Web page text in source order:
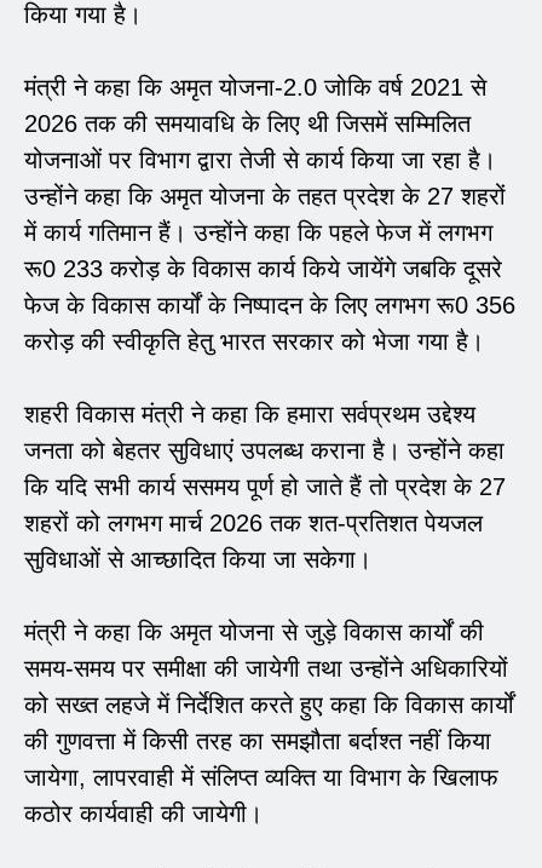
किया गया है।
मंत्री ने कहा कि अमृत योजना-2.0 जोकि वर्ष 2021 से
2026 तक की समयावधि के लिए थी जिसमें सम्मिलित
योजनाओं पर विभाग द्वारा तेजी से कार्य किया जा रहा है।
उन्होंने कहा कि अमृत योजना के तहत प्रदेश के 27 शहरों
में कार्य गतिमान हैं। उन्होंने कहा कि पहले फेज में लगभग
रू0 233 करोड़ के विकास कार्य किये जायेंगे जबकि दूसरे
फेज के विकास कार्यों के निष्पादन के लिए लगभग रू0 356
करोड़ की स्वीकृति हेतु भारत सरकार को भेजा गया है।
शहरी विकास मंत्री ने कहा कि हमारा सर्वप्रथम उद्देश्य
जनता को बेहतर सुविधाएं उपलब्ध कराना है। उन्होंने कहा
कि यदि सभी कार्य ससमय पूर्ण हो जाते हैं तो प्रदेश के 27
शहरों को लगभग मार्च 2026 तक शत-प्रतिशत पेयजल
सुविधाओं से आच्छादित किया जा सकेगा।
मंत्री ने कहा कि अमृत योजना से जुड़े विकास कार्यों की
समय-समय पर समीक्षा की जायेगी तथा उन्होंने अधिकारियों
को सख्त लहजे में निर्देशित करते हुए कहा कि विकास कार्यों
की गुणवत्ता में किसी तरह का समझौता बर्दाश्त नहीं किया
जायेगा, लापरवाही में संलिप्त व्यक्ति या विभाग के खिलाफ
कठोर कार्यवाही की जायेगी।